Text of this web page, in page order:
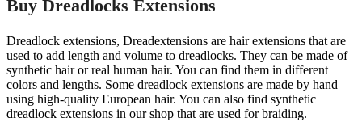
Buy Dreadlocks Extensions
Dreadlock extensions, Dreadextensions are hair extensions that are
used to add length and volume to dreadlocks. They can be made of
synthetic hair or real human hair. You can find them in different
colors and lengths. Some dreadlock extensions are made by hand
using high-quality European hair. You can also find synthetic
dreadlock extensions in our shop that are used for braiding.